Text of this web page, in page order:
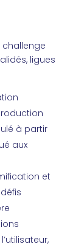
challenge
ligues
à partir
aux
et